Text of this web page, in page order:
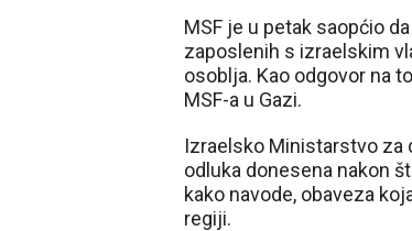
MSF je u petak saopćio
zaposlenih s izraelskim
osoblja. Kao odgovor na
MSF-a u Gazi.
Izraelsko Ministarstvo za
odluka donesena nakon
kako navode, obaveza
regiji.